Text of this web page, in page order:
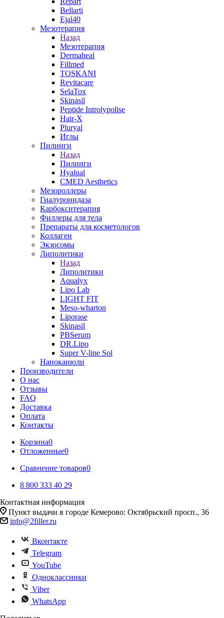
Bellarti
Ejal40
Мезотерапия
Назад
Мезотерапия
Dermaheal
Fillmed
TOSKANI
Revitacare
SelaTox
Skinasil
Peptide Introlypolise
Hair-X
Pluryal
Иглы
Пилинги
Назад
Пилинги
Hyalual
CMED Aesthetics
Мезороллеры
Гиалуронидаза
Карбокситерапия
Филлеры для тела
Препараты для косметологов
Коллаген
Экзосомы
Липолитики
Назад
Липолитики
Aqualyx
Lipo Lab
LIGHT FIT
Meso-wharton
Liporase
Skinasil
PBSerum
DR.Lipo
Super V-line Sol
Наноканюли
Производители
О нас
Отзывы
FAQ
Доставка
Оплата
Контакты
Корзина0
Отложенные0
Сравнение товаров0
8 800 333 40 29
Контактная информация
Пункт выдачи в городе Кемерово: Октябрьский просп., 36
info@2filler.ru
Вконтакте
Telegram
YouTube
Одноклассники
Viber
WhatsApp